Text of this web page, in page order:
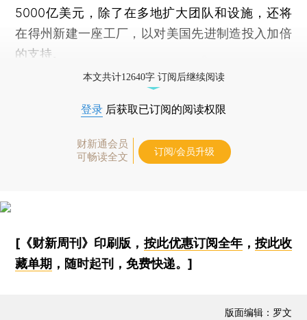
5000亿美元，除了在多地扩大团队和设施，还将
在得州新建一座工厂，以对美国先进制造投入加倍
的支持。
本文共计12640字 订阅后继续阅读
登录 后获取已订阅的阅读权限
财新通会员
可畅读全文
订阅/会员升级
[《财新周刊》印刷版， 按此优惠订阅全年， 按此收
藏单期 ，随时起刊，免费快递。]
版面编辑：罗文